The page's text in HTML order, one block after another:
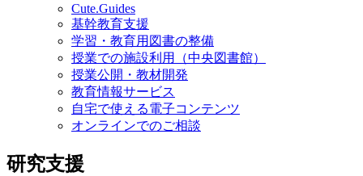
Cute.Guides
基幹教育支援
学習・教育用図書の整備
授業での施設利用（中央図書館）
授業公開・教材開発
教育情報サービス
自宅で使える電子コンテンツ
オンラインでのご相談
研究支援